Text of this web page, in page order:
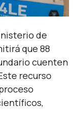
de
que 88
cuenten
recurso